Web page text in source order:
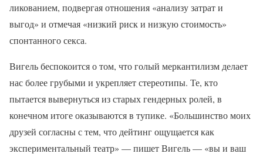
ликованием, подвергая отношения «анализу затрат и
выгод» и отмечая «низкий риск и низкую стоимость»
спонтанного секса.
Вигель беспокоится о том, что голый меркантилизм делает
нас более грубыми и укрепляет стереотипы. Те, кто
пытается вывернуться из старых гендерных ролей, в
конечном итоге оказываются в тупике. «Большинство моих
друзей согласны с тем, что дейтинг ощущается как
экспериментальный театр» — пишет Вигель — «вы и ваш